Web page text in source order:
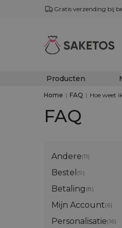
Gratis verzending bij
Producten
Home | FAQ | Hoe weet
FAQ
Andere(11)
Bestel (9)
Betaling (8)
Mijn Account(6)
Personalisatie(16)